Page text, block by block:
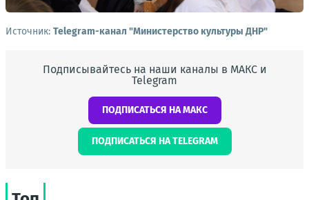
Источник: Telegram-канал "Министерство культуры ДНР"
Подписывайтесь на наши каналы в МАКС и
Telegram
ПОДПИСАТЬСЯ НА МАКС
ПОДПИСАТЬСЯ НА TELEGRAM